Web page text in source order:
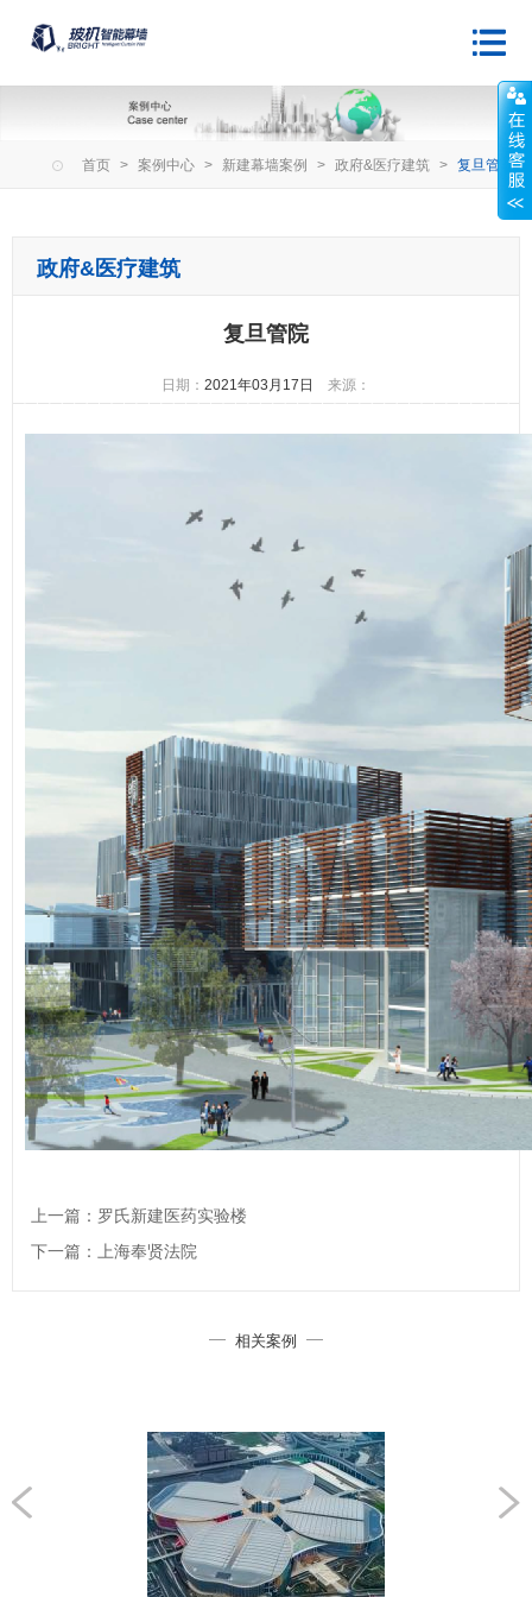
首页 > 案例中心 > 新建幕墙案例 > 政府&医疗建筑 > 复旦管院
政府&医疗建筑
复旦管院
日期： 2021年03月17日 来源：
上一篇：罗氏新建医药实验楼
下一篇：上海奉贤法院
相关案例